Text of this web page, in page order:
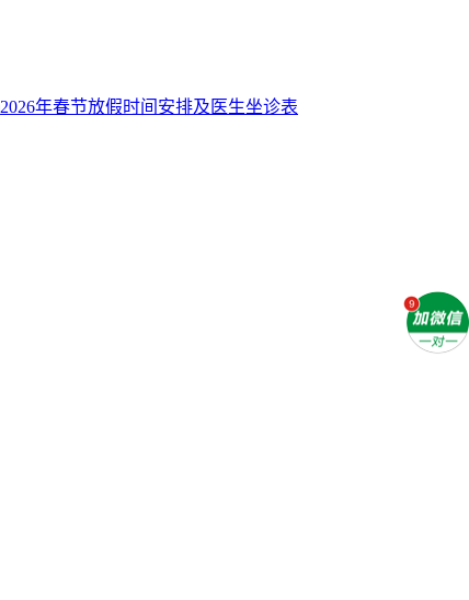
年春节放假时间安排及医生坐诊表